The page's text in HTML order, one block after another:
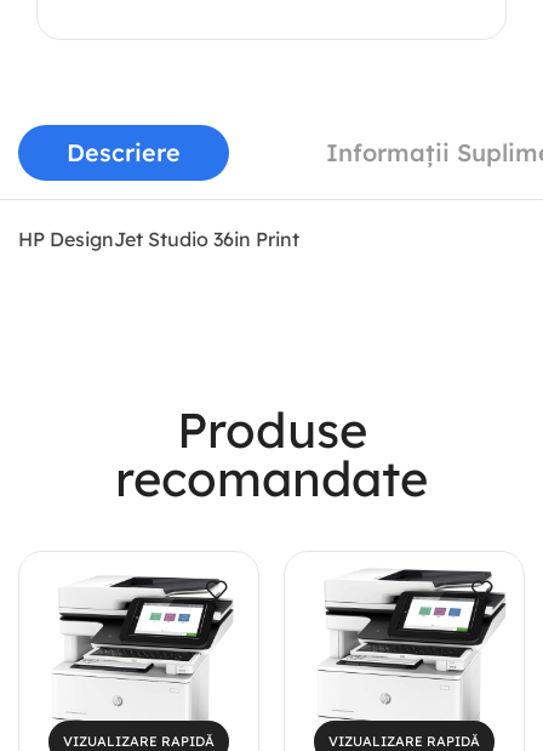
Descriere Informații
HP DesignJet Studio 36in Print
Powerbank
Shop Now
Produse
recomandate
VIZUALIZARE RAPIDĂ VIZUALIZARE RAPIDĂ